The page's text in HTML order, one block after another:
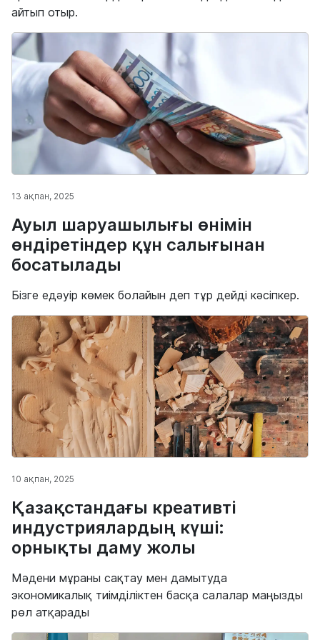
айтып отыр.
13 ақпан, 2025
Ауыл шаруашылығы өнімін
өндіретіндер құн салығынан
босатылады
Бізге едәуір көмек болайын деп тұр дейді кәсіпкер.
10 ақпан, 2025
Қазақстандағы креативті
индустриялардың күші:
орнықты даму жолы
Мәдени мұраны сақтау мен дамытуда
экономикалық тиімділіктен басқа салалар маңызды
рөл атқарады